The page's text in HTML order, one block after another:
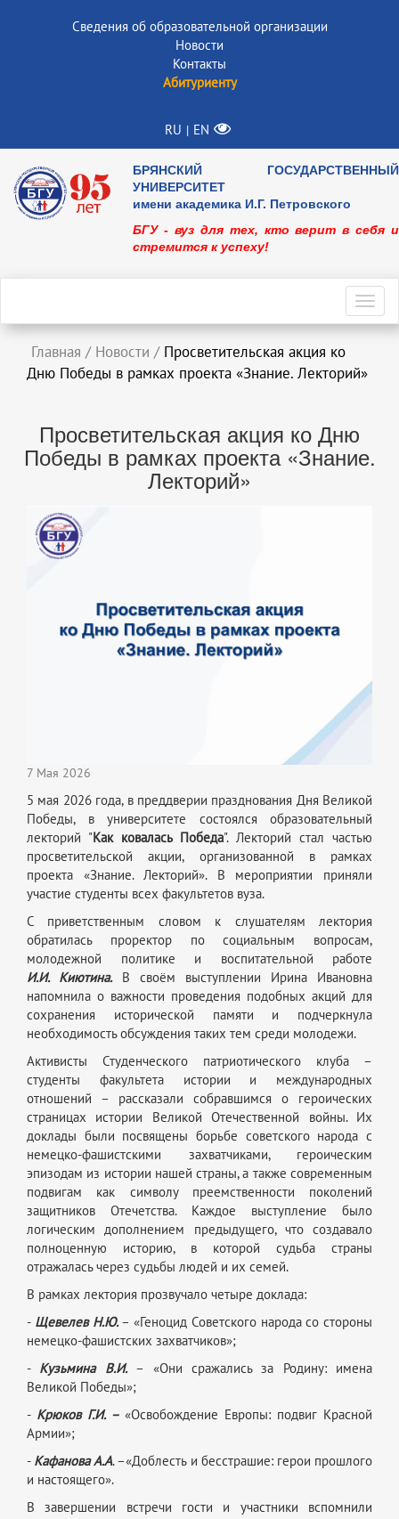
Сведения об образовательной организации
Новости
Контакты
Абитуриенту
RU | EN
БРЯНСКИЙ ГОСУДАРСТВЕННЫЙ
УНИВЕРСИТЕТ
имени академика И.Г. Петровского
БГУ - вуз для тех, кто верит в себя и
стремится к успеху!
Главная / Новости / Просветительская акция ко
Дню Победы в рамках проекта «Знание. Лекторий»
Просветительская акция ко Дню
Победы в рамках проекта «Знание.
Лекторий»
7 Мая 2026
5 мая 2026 года, в преддверии празднования Дня Великой
Победы, в университете состоялся образовательный
лекторий "Как ковалась Победа". Лекторий стал частью
просветительской акции, организованной в рамках
проекта «Знание. Лекторий». В мероприятии приняли
участие студенты всех факультетов вуза.
С приветственным словом к слушателям лектория
обратилась проректор по социальным вопросам,
молодежной политике и воспитательной работе
И.И. Киютина.
В своём выступлении Ирина Ивановна
напомнила о важности проведения подобных акций для
сохранения исторической памяти и подчеркнула
необходимость обсуждения таких тем среди молодежи.
Активисты Студенческого патриотического клуба –
студенты факультета истории и международных
отношений – рассказали собравшимся о героических
страницах истории Великой Отечественной войны. Их
доклады были посвящены борьбе советского народа с
немецко-фашистскими захватчиками, героическим
эпизодам из истории нашей страны, а также современным
подвигам как символу преемственности поколений
защитников Отечетства. Каждое выступление было
логическим дополнением предыдущего, что создавало
полноценную историю, в которой судьба страны
отражалась через судьбы людей и их семей.
В рамках лектория прозвучало четыре доклада:
- Щевелев Н.Ю.– «Геноцид Советского народа со стороны
немецко-фашистских захватчиков»;
- Кузьмина В.И.– «Они сражались за Родину: имена
Великой Победы»;
- Крюков Г.И. –«Освобождение Европы: подвиг Красной
Армии»;
- Кафанова А.А. –«Доблесть и бесстрашие: герои прошлого
и настоящего».
В завершении встречи гости и участники вспомнили